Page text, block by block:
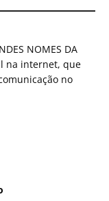
NOMES DA
na internet, que
no